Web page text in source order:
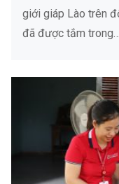
giới giáp Lào trên
đã được tắm trong…